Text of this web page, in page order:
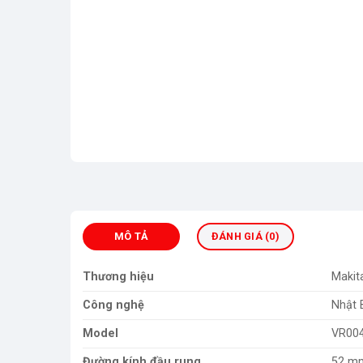
MÔ TẢ ĐÁNH GIÁ (0)
Thương hiệu
Công nghệ Nhật
Model